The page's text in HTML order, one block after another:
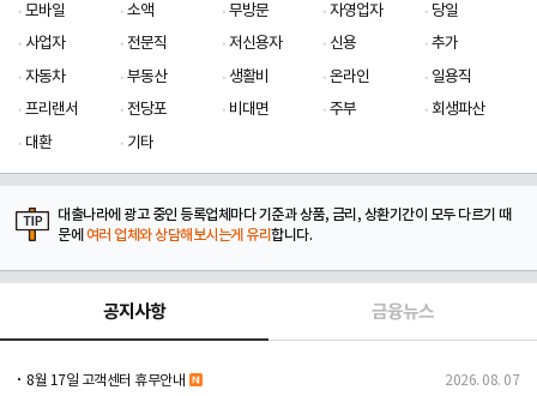
모바일
소액 무방문 자영업자
당일
사업자
전문직 저신용자 신용
추가
자동차
부동산 생활비 온라인
일용직
프리랜서
전당포 비대면 주부
회생파산
대환
기타
대출나라에 광고 중인 등록업체마다 기준과 상품, 금리, 상환기간이 모두 다르기 때
문에 여러 업체와 상담해보시는게 유리합니다.
공지사항 금융뉴스
8월 17일 고객센터 휴무안내 2026. 08. 07